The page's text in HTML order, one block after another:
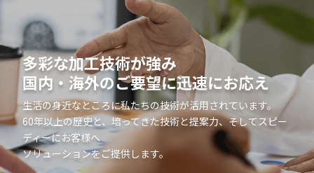
多彩な加工技術が強み
国内・海外のご要望に迅速にお応え
生活の身近なところに私たちの技術が活用されています。
60年以上の歴史と、培ってきた技術と提案力、そしてスピー
ディーにお客様へ
ソリューションをご提供します。